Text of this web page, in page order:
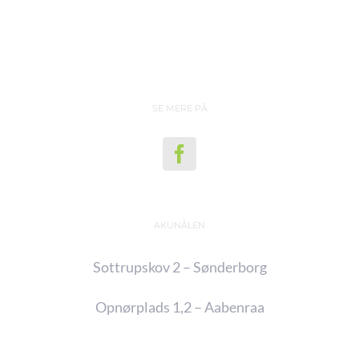
SE MERE PÅ
AKUNÅLEN
Sottrupskov 2 – Sønderborg
Opnørplads 1,2 – Aabenraa